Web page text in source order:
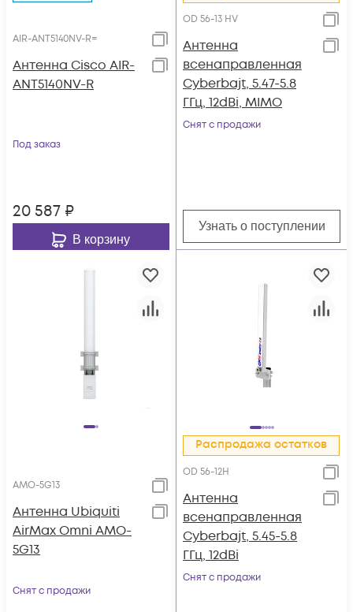
AIR-ANT5140NV-R=
Антенна Cisco AIR-
ANT5140NV-R
Под заказ
20 587 ₽
В корзину
OD 56-13 HV
Антенна
всенаправленная
Cyberbajt, 5.47-5.8
ГГц, 12dBi, MIMO
Снят с продажи
Узнать о поступлении
AMO-5G13
Антенна Ubiquiti
AirMax Omni AMO-
5G13
Снят с продажи
Распродажа остатков
OD 56-12H
Антенна
всенаправленная
Cyberbajt, 5.45-5.8
ГГц, 12dBi
Снят с продажи